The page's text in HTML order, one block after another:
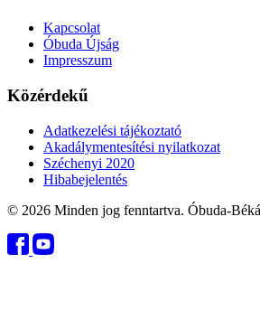
Kapcsolat
Óbuda Újság
Impresszum
Közérdekű
Adatkezelési tájékoztató
Akadálymentesítési nyilatkozat
Széchenyi 2020
Hibabejelentés
© 2026 Minden jog fenntartva. Óbuda-